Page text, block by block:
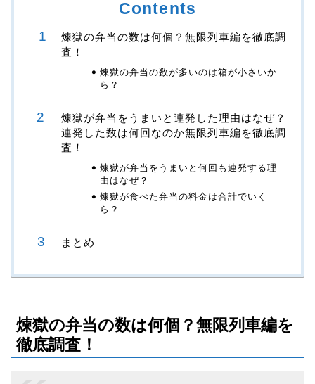
Contents
煉獄の弁当の数は何個？無限列車編を徹底調
査！
煉獄の弁当の数が多いのは箱が小さいか
ら？
煉獄が弁当をうまいと連発した理由はなぜ？
連発した数は何回なのか無限列車編を徹底調
査！
煉獄が弁当をうまいと何回も連発する理
由はなぜ？
煉獄が食べた弁当の料金は合計でいく
ら？
まとめ
煉獄の弁当の数は何個？無限列車編を
徹底調査！